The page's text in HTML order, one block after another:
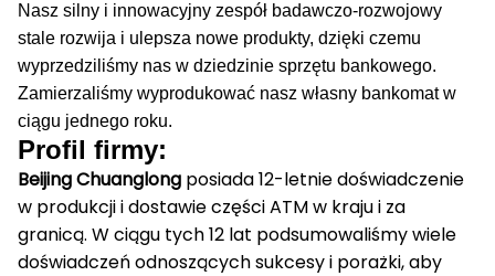
Nasz silny i innowacyjny zespół badawczo-rozwojowy
stale rozwija i ulepsza nowe produkty, dzięki czemu
wyprzedziliśmy nas w dziedzinie sprzętu bankowego.
Zamierzaliśmy wyprodukować nasz własny bankomat w
ciągu jednego roku.
Profil firmy:
Beijing Chuanglong posiada 12-letnie doświadczenie
w produkcji i dostawie części ATM w kraju i za
granicą. W ciągu tych 12 lat podsumowaliśmy wiele
doświadczeń odnoszących sukcesy i porażki, aby